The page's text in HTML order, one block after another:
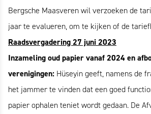
Bergsche Maasveren wil verzoeken de
jaar te evalueren, om te kijken of de
Raadsvergadering 27 juni 2023
Inzameling oud papier vanaf 2024 en
verenigingen: Hüseyin geeft, namens de
het jammer te vinden dat een goed
papier ophalen teniet wordt gedaan. De